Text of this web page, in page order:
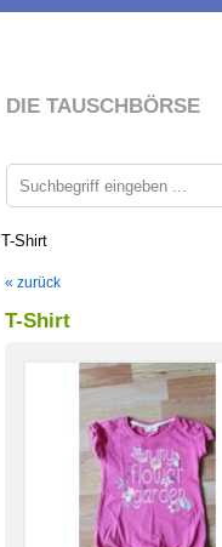
DIE TAUSCHBÖRSE
T-Shirt
« zurück
T-Shirt